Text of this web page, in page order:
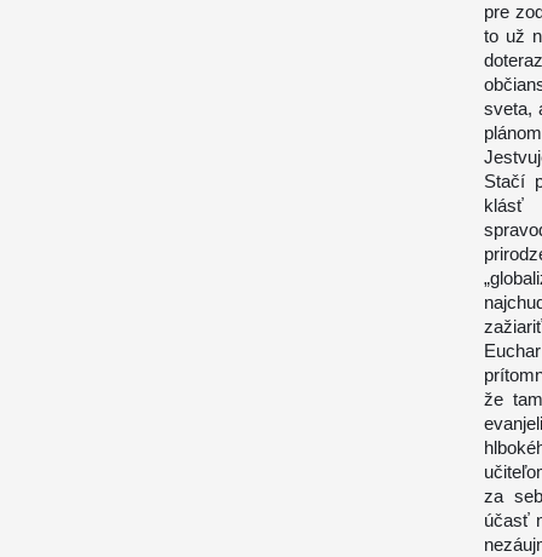
pre
to už
sveta,
Stačí
klásť
že
za
účasť